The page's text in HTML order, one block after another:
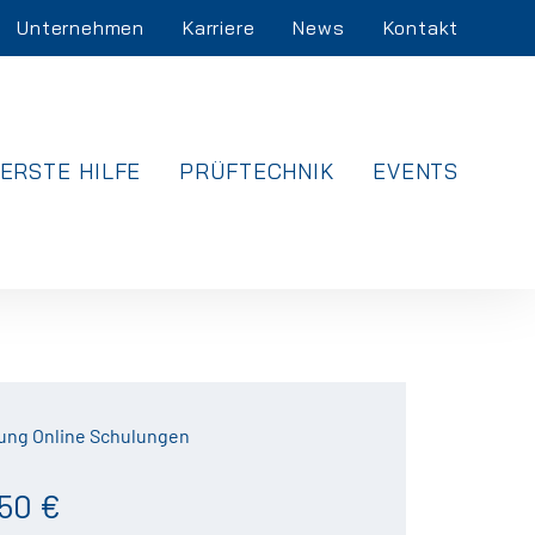
Unternehmen Karriere News Kontakt
ERSTE HILFE PRÜFTECHNIK EVENTS
Online Schulungen
€